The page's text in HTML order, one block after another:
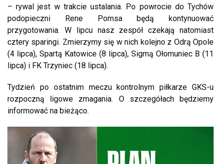
– rywal jest w trakcie ustalania. Po powrocie do Tychów
podopieczni Rene Pomsa będą kontynuować
przygotowania. W lipcu nasz zespół czekają natomiast
cztery sparingi. Zmierzymy się w nich kolejno z Odrą Opole
(4 lipca), Spartą Katowice (8 lipca), Sigmą Ołomuniec B (11
lipca) i FK Trzyniec (18 lipca).
Tydzień po ostatnim meczu kontrolnym piłkarze GKS-u
rozpoczną ligowe zmagania. O szczegółach będziemy
informować na bieżąco.